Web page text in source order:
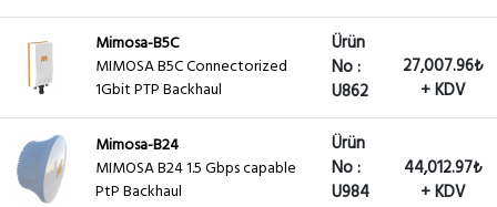
Mimosa-B5C
MIMOSA B5C Connectorized
1Gbit PTP Backhaul
Ürün
No :
U862
27,007.96₺
+ KDV
Mimosa-B24
MIMOSA B24 1.5 Gbps capable
PtP Backhaul
Ürün
No :
U984
44,012.97₺
+ KDV